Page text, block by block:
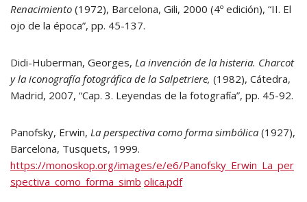
Renacimiento (1972), Barcelona, Gili, 2000 (4º edición), “II. El
ojo de la época”, pp. 45-137.
Didi-Huberman, Georges, La invención de la histeria. Charcot
y la iconografía fotográfica de la Salpetriere, (1982), Cátedra,
Madrid, 2007, “Cap. 3. Leyendas de la fotografía”, pp. 45-92.
Panofsky, Erwin, La perspectiva como forma simbólica (1927),
Barcelona, Tusquets, 1999.
https://monoskop.org/images/e/e6/Panofsky_Erwin_La_per
spectiva_como_forma_simb olica.pdf